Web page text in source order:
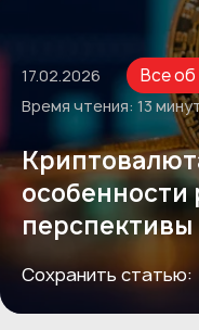
17.02.2026 Все
Время чтения: 13
особенности
перспективы
Сохранить статью: